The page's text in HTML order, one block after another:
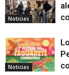
Noticias
Noticias